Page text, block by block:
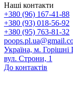
Наші контакти
+380 (96) 167-41-88
+380 (93) 018-56-92
+380 (95) 763-81-32
Україна, м. Горішні
вул. Строни, 1
До контактів